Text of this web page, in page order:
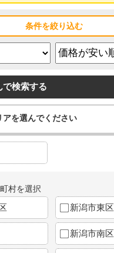
条件を絞り込む
で検索する
アを選んでください
村を選択
新潟市東区
新潟市南区